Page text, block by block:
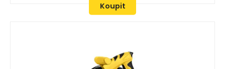
Koupit